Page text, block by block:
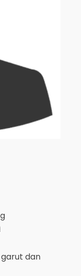
garut dan